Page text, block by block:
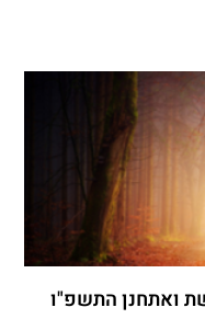
ואתחנן התשפ"ו